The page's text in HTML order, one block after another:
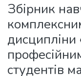
Збірник
дисципліни
студентів